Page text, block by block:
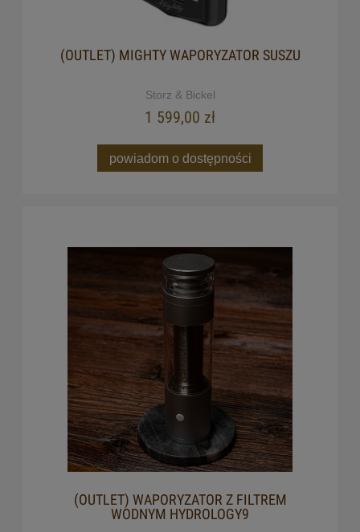
(OUTLET) MIGHTY WAPORYZATOR SUSZU
Storz & Bickel
1 599,00 zł
powiadom o dostępności
(OUTLET) WAPORYZATOR Z FILTREM
WODNYM HYDROLOGY9